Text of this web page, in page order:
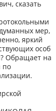
сказать
мер,
яркий
особ
Обращает на
по